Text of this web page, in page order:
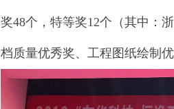
奖48个，特等奖12个（其中：
档质量优秀奖、工程图纸绘制